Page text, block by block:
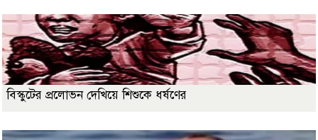
বিস্কুটের প্রলোভন দেখিয়ে শিশুকে ধর্ষণের